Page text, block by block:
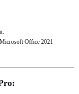
Office 2021